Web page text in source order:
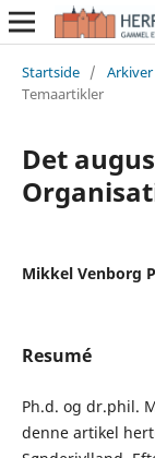
Startside / Arkiver
Temaartikler
Det
Mikkel Venborg
Resumé
Ph.d. og dr.phil.
denne artikel